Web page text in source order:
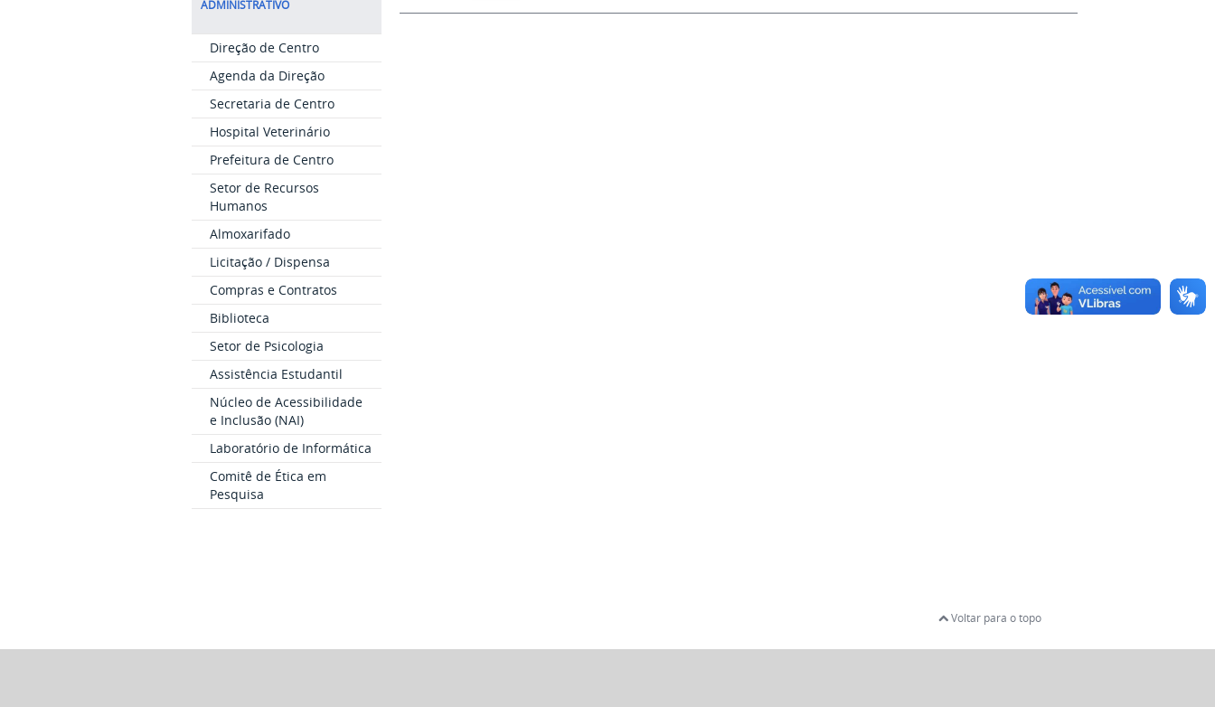
ADMINISTRATIVO
Direção de Centro
Agenda da Direção
Secretaria de Centro
Hospital Veterinário
Prefeitura de Centro
Setor de Recursos
Humanos
Almoxarifado
Licitação / Dispensa
Compras e Contratos
Biblioteca
Setor de Psicologia
Assistência Estudantil
Núcleo de Acessibilidade
e Inclusão (NAI)
Laboratório de Informática
Comitê de Ética em
Pesquisa
Voltar para o topo